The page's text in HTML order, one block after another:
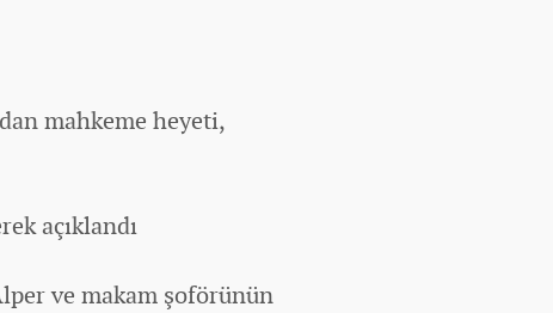
mahkeme heyeti,
açıklandı
ve makam şoförünün